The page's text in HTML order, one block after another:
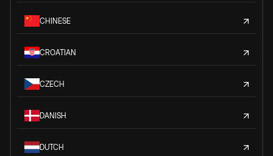
CHINESE
CROATIAN
CZECH
DANISH
DUTCH